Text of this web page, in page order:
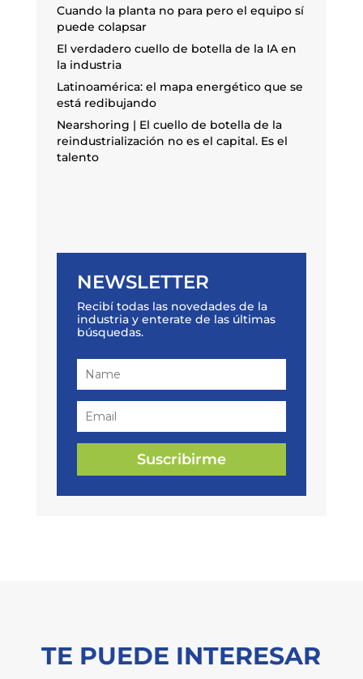
Cuando la planta no para pero el equipo sí
puede colapsar
El verdadero cuello de botella de la IA en
la industria
Latinoamérica: el mapa energético que se
está redibujando
Nearshoring | El cuello de botella de la
reindustrialización no es el capital. Es el
talento
NEWSLETTER
Recibí todas las novedades de la
industria y enterate de las últimas
búsquedas.
Suscribirme
TE PUEDE INTERESAR